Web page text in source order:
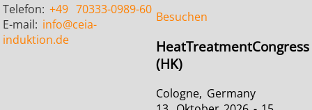
Telefon: +49 70333-0989-60
E-mail: info@ceia-
induktion.de
Besuchen
HeatTreatmentCongress
(HK)
Cologne, Germany